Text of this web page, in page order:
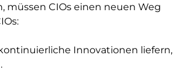
müssen CIOs einen neuen Weg
Innovationen liefern,